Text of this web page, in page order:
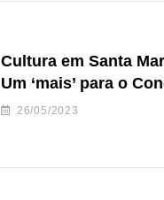
Cultura em Santa
Um ‘mais’ para o
26/05/2023